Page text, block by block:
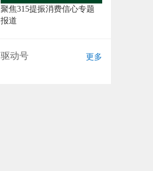
聚焦315提振消费信心专题
报道
驱动号 更多